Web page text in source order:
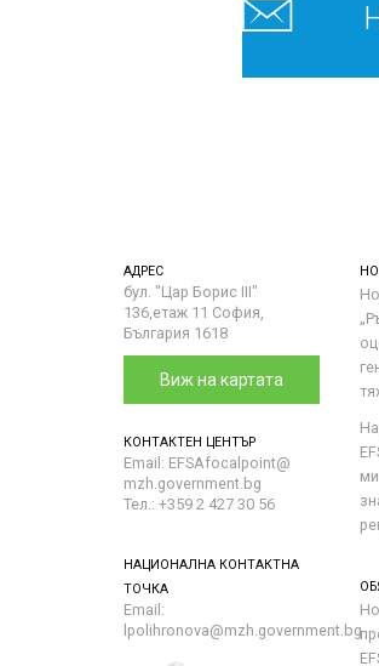
АДРЕС
бул. "Цар Борис III"
136,етаж 11 София,
България 1618
Виж на картата
КОНТАКТЕН ЦЕНТЪР
Email: EFSAfocalpoint@
mzh.government.bg
Тел.: +359 2 427 30 56
НАЦИОНАЛНА КОНТАКТНА
ТОЧКА
Email:
lpolihronova@mzh.government.bg